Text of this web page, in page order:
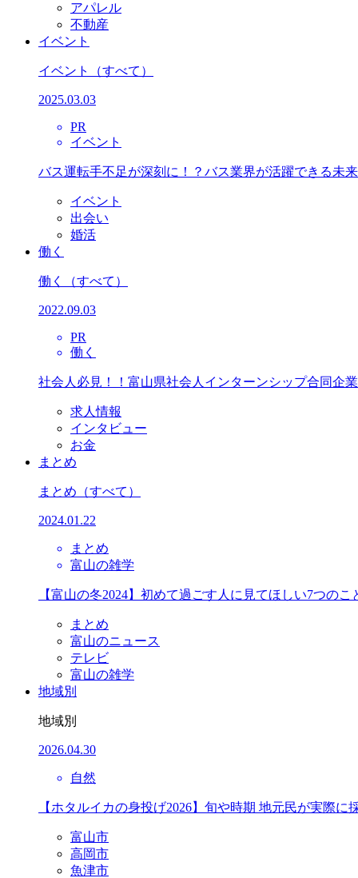
アパレル
不動産
イベント
イベント （すべて）
2025.03.03
PR
イベント
バス運転手不足が深刻に！？バス業界が活躍できる未
イベント
出会い
婚活
働く
働く （すべて）
2022.09.03
PR
働く
社会人必見！！富山県社会人インターンシップ合同企
求人情報
インタビュー
お金
まとめ
まとめ （すべて）
2024.01.22
まとめ
富山の雑学
【富山の冬2024】初めて過ごす人に見てほしい7つのこ
まとめ
富山のニュース
テレビ
富山の雑学
地域別
地域別
2026.04.30
自然
【ホタルイカの身投げ2026】旬や時期 地元民が実際に
富山市
高岡市
魚津市